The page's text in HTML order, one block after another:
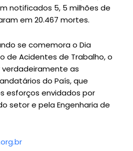
notificados 5, 5 milhões de
em 20.467 mortes.
se comemora o Dia
de Acidentes de Trabalho, o
as
do País, que
esforços envidados por
setor e pela Engenharia de